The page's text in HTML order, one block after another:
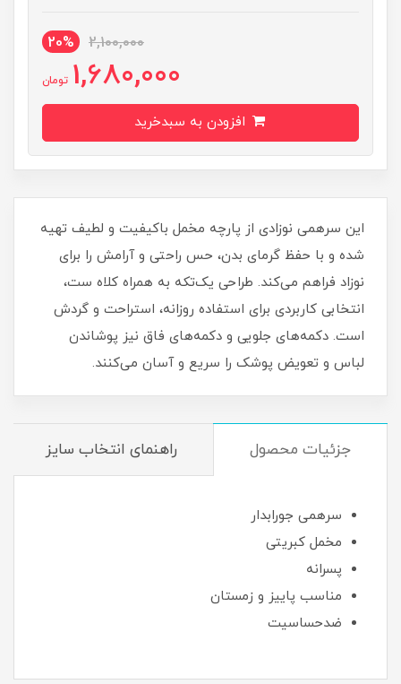
2,100,000
20%
1,680,000 تومان
این سرهمی نوزادی از پارچه مخمل باکیفیت و لطیف تهیه
شده و با حفظ گرمای بدن، حس راحتی و آرامش را برای
نوزاد فراهم می‌کند. طراحی یک‌تکه به همراه کلاه ست،
انتخابی کاربردی برای استفاده روزانه، استراحت و گردش
است. دکمه‌های جلویی و دکمه‌های فاق نیز پوشاندن
لباس و تعویض پوشک را سریع و آسان می‌کنند.
جزئیات محصول راهنمای انتخاب سایز
سرهمی جورابدار
مخمل کبریتی
پسرانه
مناسب پاییز و زمستان
ضدحساسیت